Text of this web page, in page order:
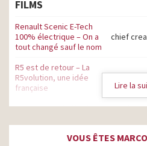
FILMS
Renault Scenic E-Tech
100% électrique – On a
tout changé sauf le nom
chief
R5 est de retour – La
R5volution, une idée
française
chief
SNCF – Travail d’équipe
chief
France Sclérose en
Plaques – Une maladie
chief
Lire la
VOUS ÊTES